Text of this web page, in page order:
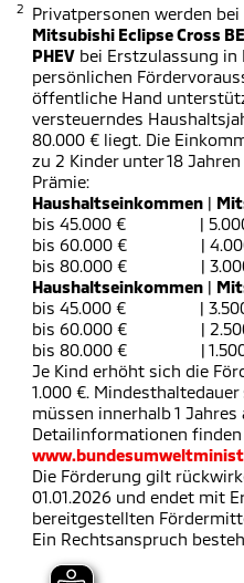
2
Privatpersonen werden
Mitsubishi Eclipse Cross
PHEV bei Erstzulassung in
persönlichen
öffentliche Hand
versteuerndes
80.000 € liegt. Die
zu 2 Kinder unter 18
Prämie:
Haushaltseinkommen |
bis 45.000 € |
bis 60.000 € |
bis 80.000 € |
Haushaltseinkommen |
bis 45.000 € |
bis 60.000 € |
bis 80.000 € |
Je Kind erhöht sich die
1.000 €.
müssen innerhalb 1
Detailinformationen finden
Die Förderung gilt
01.01.2026 und endet mit
bereitgestellten
Ein Rechtsanspruch